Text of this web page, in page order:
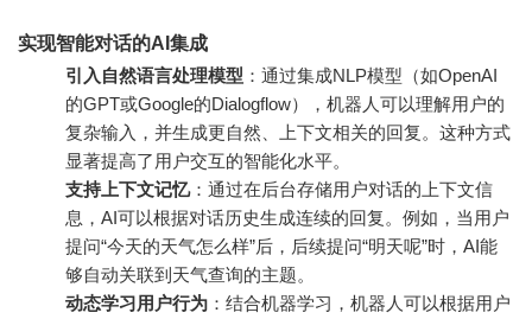
实现智能对话的AI集成
引入自然语言处理模型 ：通过集成NLP模型（如OpenAI
的GPT或Google的Dialogflow），机器人可以理解用户的
复杂输入，并生成更自然、上下文相关的回复。这种方式
显著提高了用户交互的智能化水平。
支持上下文记忆：通过在后台存储用户对话的上下文信
息，AI可以根据对话历史生成连续的回复。例如，当用户
提问“今天的天气怎么样”后，后续提问“明天呢”时，AI能
够自动关联到天气查询的主题。
动态学习用户行为 ：结合机器学习，机器人可以根据用户